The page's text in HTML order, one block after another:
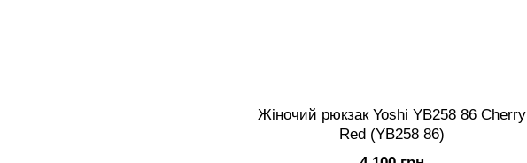
Жіночий рюкзак Yoshi YB258 86 Cherry
Red (YB258 86)